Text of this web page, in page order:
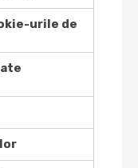
urile de